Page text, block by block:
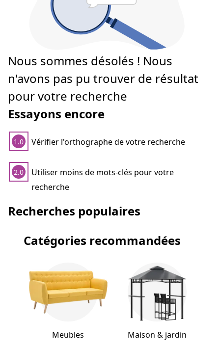
Nous sommes désolés ! Nous
n'avons pas pu trouver de résultat
pour votre recherche
Essayons encore
1.0 Vérifier l'orthographe de votre recherche
2.0
Utiliser moins de mots-clés pour votre
recherche
Recherches populaires
Catégories recommandées
Meubles Maison & jardin